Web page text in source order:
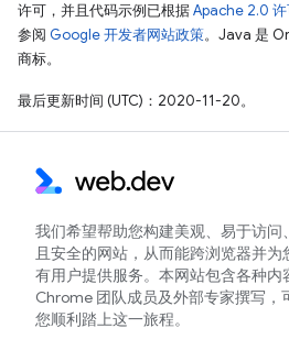
许可，并且代码示例已根据Apache 2.0
参阅 Google 开发者网站政策。Java 是
商标。
最后更新时间 (UTC)：2020-11-20。
我们希望帮助您构建美观、易于访问
且安全的网站，从而能跨浏览器并为
有用户提供服务。本网站包含各种内
Chrome 团队成员及外部专家撰写，
您顺利踏上这一旅程。